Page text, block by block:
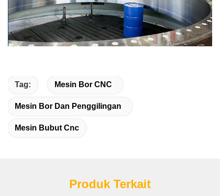
Tag: Mesin Bor CNC
Mesin Bor Dan Penggilingan
Mesin Bubut Cnc
Produk Terkait